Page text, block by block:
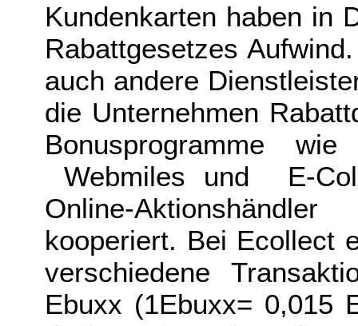
Kundenkarten haben in
Rabattgesetzes
auch andere
die Unternehmen
Bonusprogramme
Webmiles und E-
Online-
kooperiert. Bei Ecollect
verschiedene
Ebuxx (1Ebuxx= 0,015